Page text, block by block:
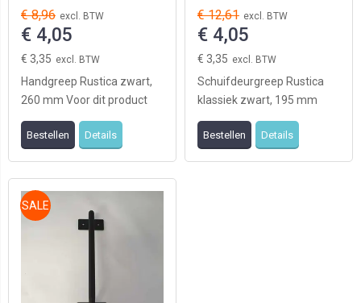
€ 4,05
€ 3,35
€ 8,96
Handgreep Rustica zwart,
260 mm Voor dit product
geldt OP=OP
Bestellen Details
€ 4,05
€ 3,35
€ 12,61
Schuifdeurgreep Rustica
klassiek zwart, 195 mm
Voor dit product geldt
OP=OP
Bestellen Details
SALE